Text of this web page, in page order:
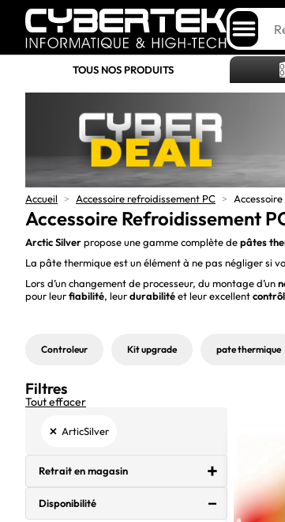
TOUS NOS PRODUITS
Accueil > Accessoire refroidissement PC >
Accessoire Refroidissement
Arctic Silverpropose une gamme complète depâtes
La pâte thermique est un élément à ne pas négliger si
Lors d’un changement de processeur, du montage d’un
pour leurfiabilité, leurdurabilitéet leur excellent
Controleur Kit upgrade pate thermique
Filtres
Tout effacer
× ArticSilver
Retrait en magasin
Disponibilité